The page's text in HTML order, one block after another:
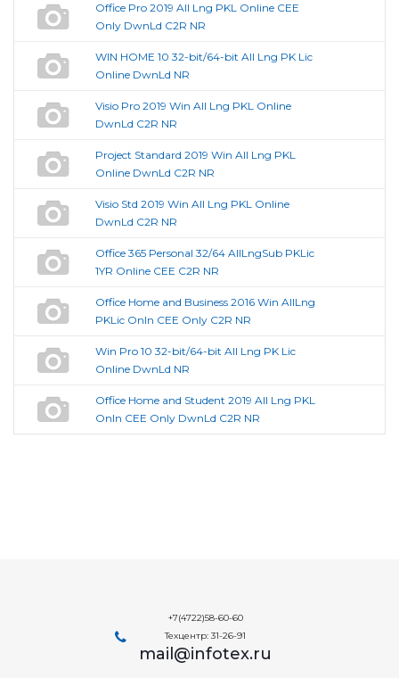
Office Pro 2019 All Lng PKL Online CEE
Only DwnLd C2R NR
WIN HOME 10 32-bit/64-bit All Lng PK Lic
Online DwnLd NR
Visio Pro 2019 Win All Lng PKL Online
DwnLd C2R NR
Project Standard 2019 Win All Lng PKL
Online DwnLd C2R NR
Visio Std 2019 Win All Lng PKL Online
DwnLd C2R NR
Office 365 Personal 32/64 AllLngSub PKLic
1YR Online CEE C2R NR
Office Home and Business 2016 Win AllLng
PKLic Onln CEE Only C2R NR
Win Pro 10 32-bit/64-bit All Lng PK Lic
Online DwnLd NR
Office Home and Student 2019 All Lng PKL
Onln CEE Only DwnLd C2R NR
+7(4722)58-60-60
Техцентр: 31-26-91
mail@infotex.ru